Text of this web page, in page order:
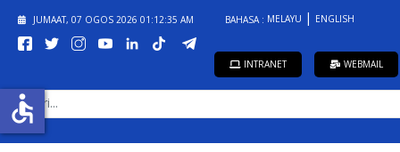
JUMAAT, 07 OGOS 2026 01:12:35 AM BAHASA : MELAYU ENGLISH
INTRANET WEBMAIL
CARI...
accessible